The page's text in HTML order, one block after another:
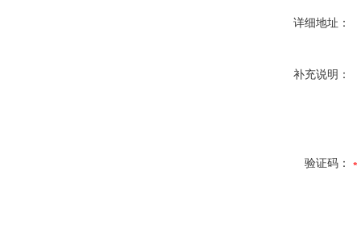
详细地址：
补充说明：
验证码：